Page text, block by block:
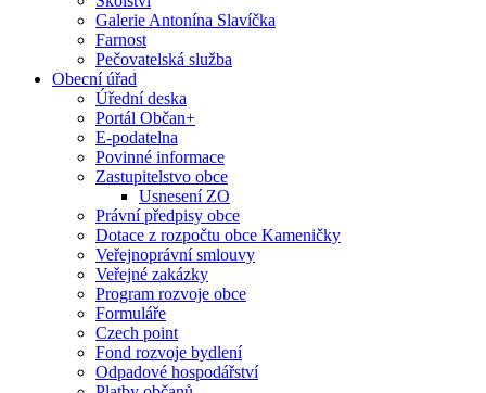
Galerie Antonína Slavíčka
Farnost
Pečovatelská služba
Obecní úřad
Úřední deska
Portál Občan+
E-podatelna
Povinné informace
Zastupitelstvo obce
Usnesení ZO
Právní předpisy obce
Dotace z rozpočtu obce Kameničky
Veřejnoprávní smlouvy
Veřejné zakázky
Program rozvoje obce
Formuláře
Czech point
Fond rozvoje bydlení
Odpadové hospodářství